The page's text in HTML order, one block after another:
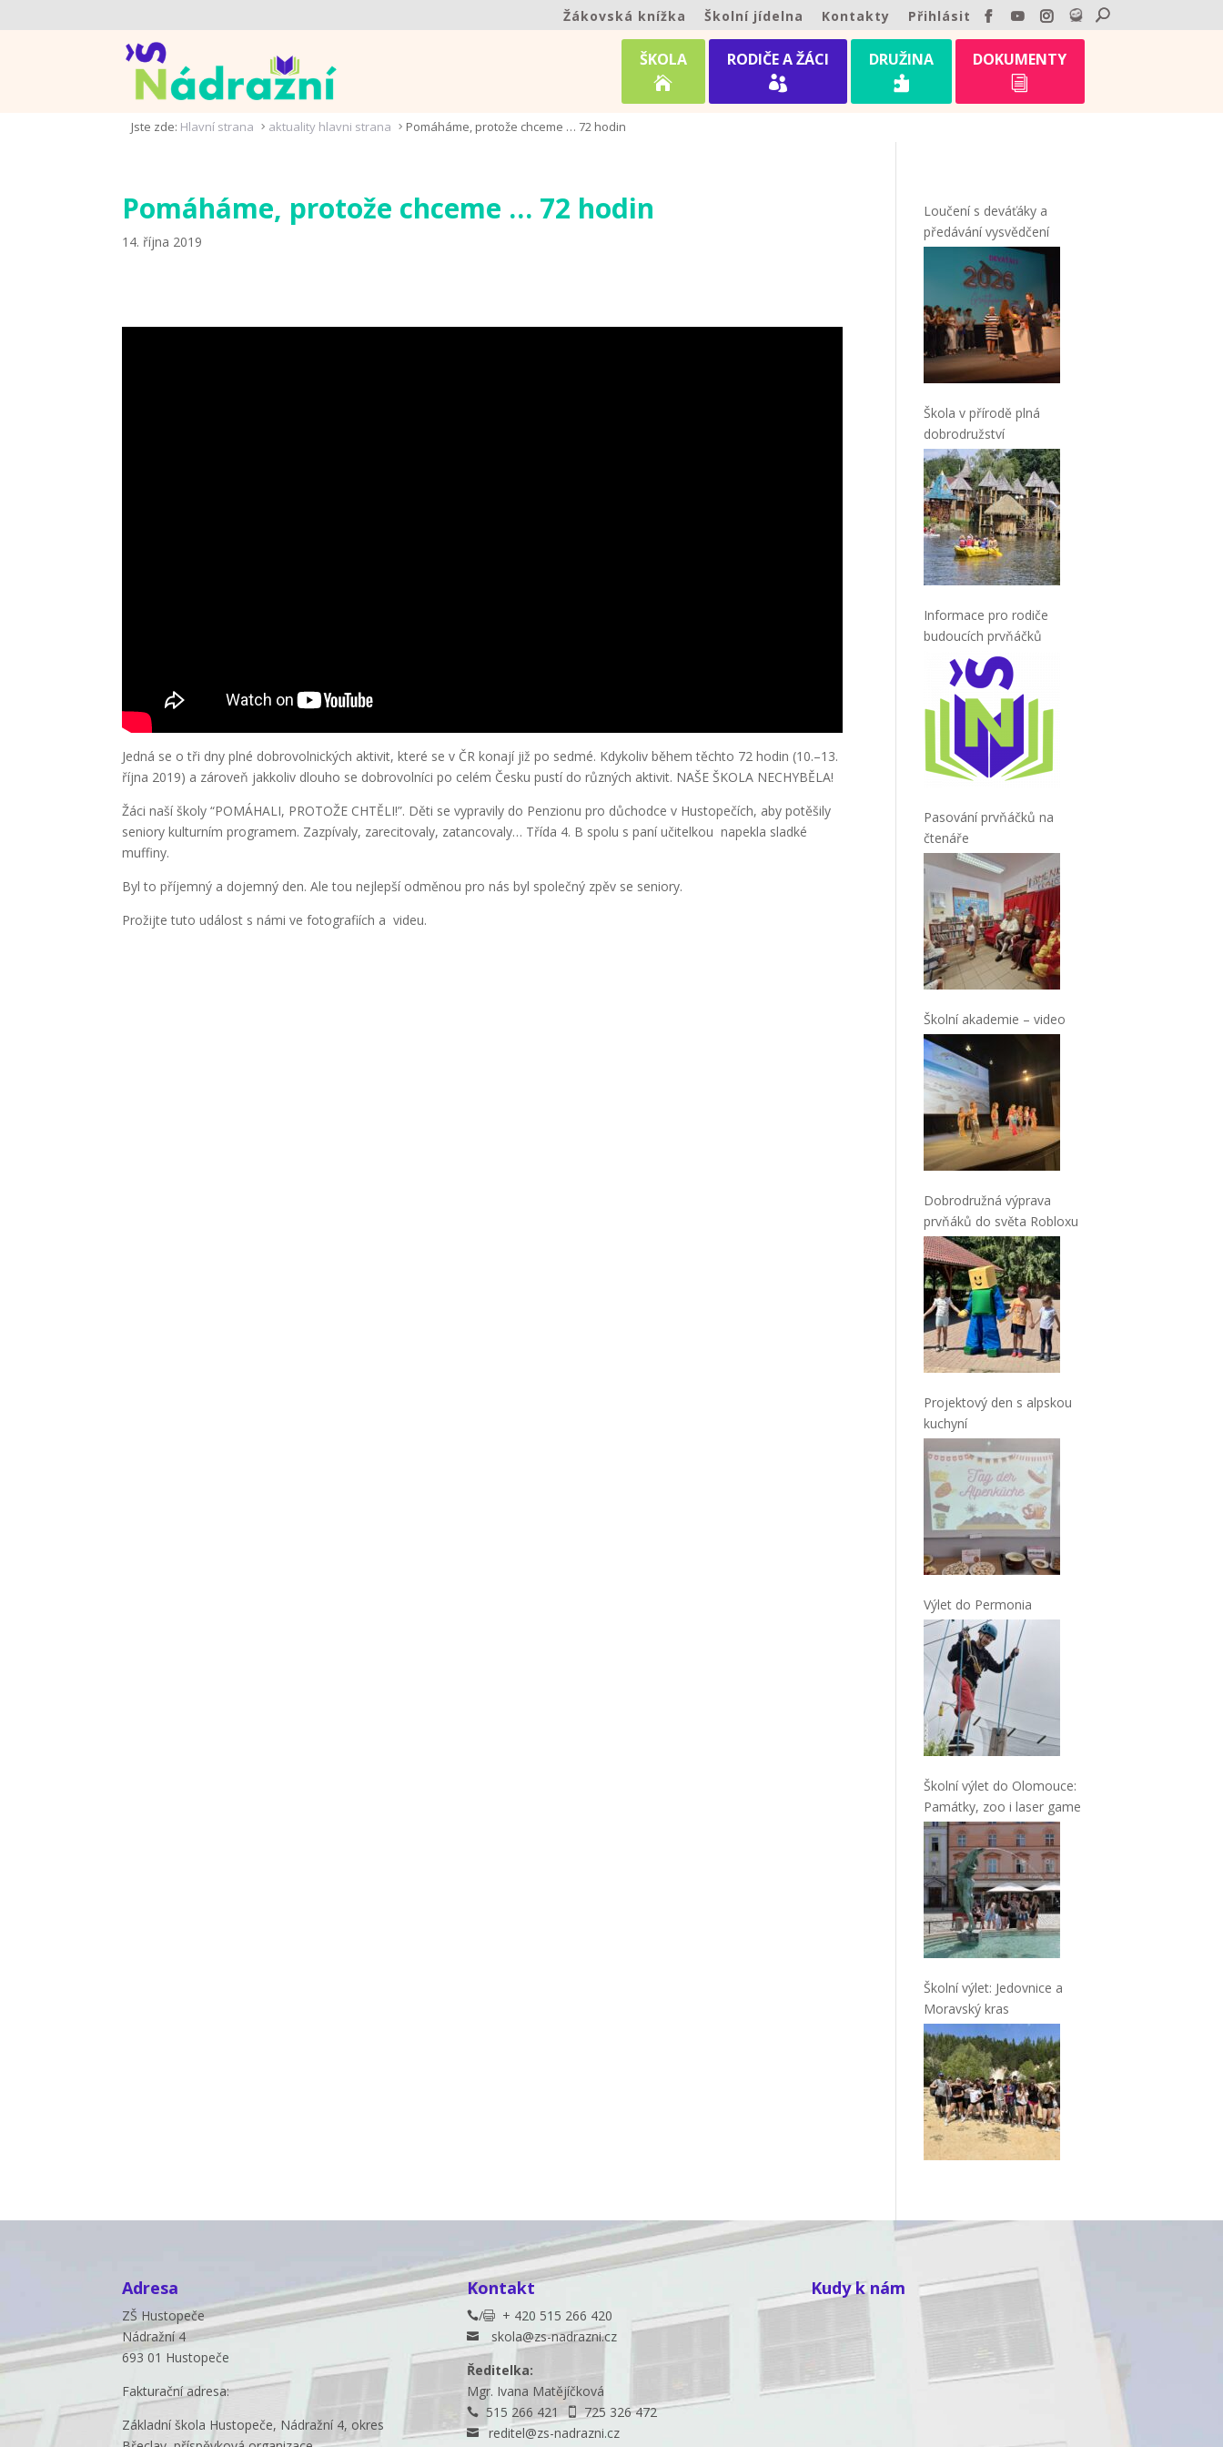
Žákovská knížka Školní jídelna Kontakty Přihlásit
ŠKOLA

RODIČE A ŽÁCI

DRUŽINA

DOKUMENTY
i
Jste zde: Hlavní strana 5 aktuality hlavni strana 5 Pomáháme, protože chceme … 72 hodin
Pomáháme, protože chceme … 72 hodin
14. října 2019
Jedná se o tři dny plné dobrovolnických aktivit, které se v ČR konají již po sedmé. Kdykoliv během těchto 72 hodin (10.–13.
října 2019) a zároveň jakkoliv dlouho se dobrovolníci po celém Česku pustí do různých aktivit. NAŠE ŠKOLA NECHYBĚLA!
Žáci naší školy “POMÁHALI, PROTOŽE CHTĚLI!”. Děti se vypravily do Penzionu pro důchodce v Hustopečích, aby potěšily
seniory kulturním programem. Zazpívaly, zarecitovaly, zatancovaly… Třída 4. B spolu s paní učitelkou napekla sladké
muffiny.
Byl to příjemný a dojemný den. Ale tou nejlepší odměnou pro nás byl společný zpěv se seniory.
Prožijte tuto událost s námi ve fotografiích a videu.
Loučení s deváťáky a
předávání vysvědčení
Škola v přírodě plná
dobrodružství
Informace pro rodiče
budoucích prvňáčků
Pasování prvňáčků na
čtenáře
Školní akademie – video
Dobrodružná výprava
prvňáků do světa Robloxu
Projektový den s alpskou
kuchyní
Výlet do Permonia
Školní výlet do Olomouce:
Památky, zoo i laser game
Školní výlet: Jedovnice a
Moravský kras
Adresa
ZŠ Hustopeče
Nádražní 4
693 01 Hustopeče
Fakturační adresa:
Základní škola Hustopeče, Nádražní 4, okres
Kontakt
/+ 420 515 266 420

skola@zs-nadrazni.cz
Ředitelka:
Mgr. Ivana Matějíčková
515 266 421  725 326 472
reditel@zs-nadrazni.cz
Kudy k nám